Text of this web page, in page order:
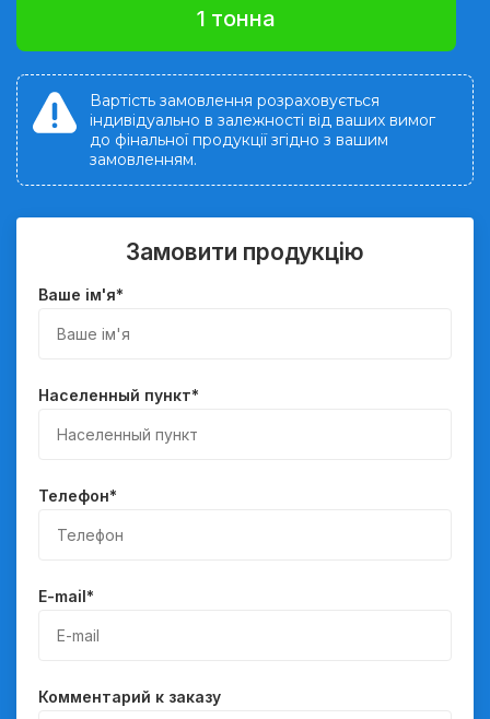
1 тонна
Вартість замовлення розраховується
індивідуально в залежності від ваших вимог
до фінальної продукції згідно з вашим
замовленням.
Замовити продукцію
Ваше ім'я*
Населенный пункт*
Телефон*
E-mail*
Комментарий к заказу